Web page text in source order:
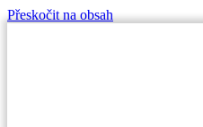
Přeskočit na obsah